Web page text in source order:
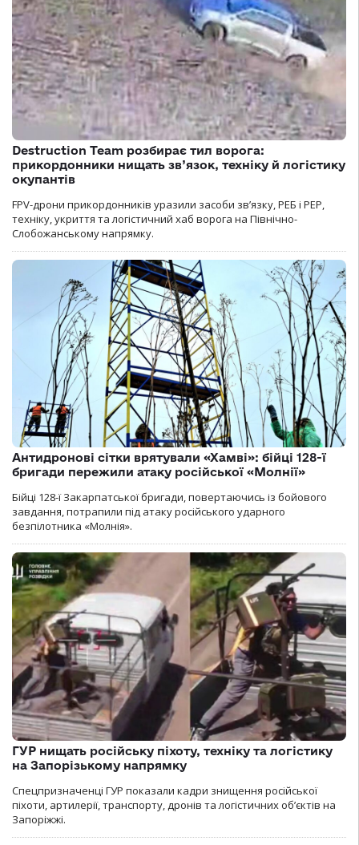
Destruction Team розбирає тил ворога:
прикордонники нищать зв’язок, техніку й логістику
окупантів
FPV-дрони прикордонників уразили засоби зв’язку, РЕБ і РЕР,
техніку, укриття та логістичний хаб ворога на Північно-
Слобожанському напрямку.
Антидронові сітки врятували «Хамві»: бійці 128-ї
бригади пережили атаку російської «Молнії»
Бійці 128-ї Закарпатської бригади, повертаючись із бойового
завдання, потрапили під атаку російського ударного
безпілотника «Молнія».
ГУР нищать російську піхоту, техніку та логістику
на Запорізькому напрямку
Спецпризначенці ГУР показали кадри знищення російської
піхоти, артилерії, транспорту, дронів та логістичних об’єктів на
Запоріжжі.